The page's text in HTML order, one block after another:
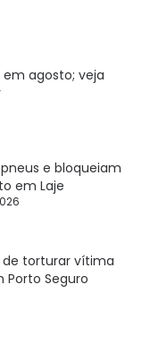
agosto; veja
e bloqueiam
em Laje
de torturar vítima
Porto Seguro